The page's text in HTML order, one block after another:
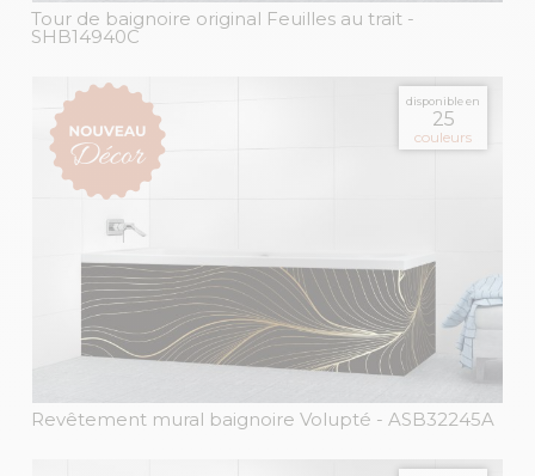
Tour de baignoire original Feuilles au trait -
SHB14940C
disponible en
25
couleurs
Revêtement mural baignoire Volupté - ASB32245A